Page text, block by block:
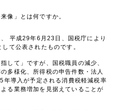
像」とは何ですか。
、 平成29年6月23日、国税庁により
て公表されたものです。
して」ですが、国税職員の減少、
多様化、所得税の申告件数・法人
年導入が予定される消費税軽減税率
る業務増加を見据えていることが